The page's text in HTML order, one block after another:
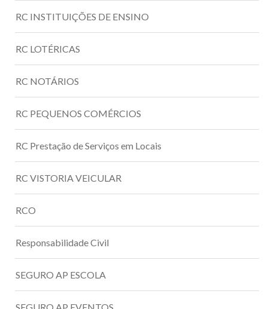
RC INSTITUIÇÕES DE ENSINO
RC LOTÉRICAS
RC NOTÁRIOS
RC PEQUENOS COMÉRCIOS
RC Prestação de Serviços em Locais
RC VISTORIA VEICULAR
RCO
Responsabilidade Civil
SEGURO AP ESCOLA